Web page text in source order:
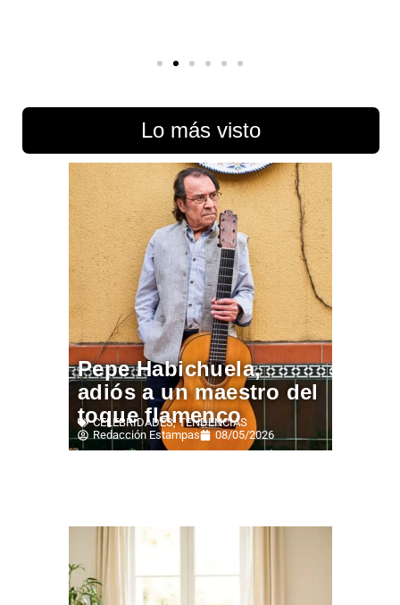
Lo más visto
Pepe Habichuela,
adiós a un maestro del
toque flamenco
CELEBRIDADES,TENDENCIAS
Redacción Estampas
08/05/2026